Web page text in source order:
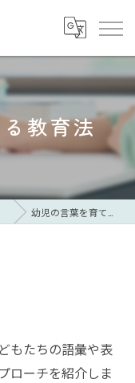
教育法
幼児の言葉を育てる教育法
もたちの語彙や表
ローチを紹介しま